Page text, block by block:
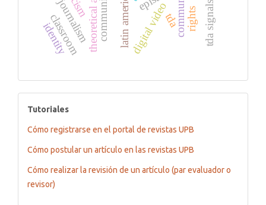
latin america tda
digital video
journalism rights
classroom
identity
tutoriales
Tutoriales
Cómo registrarse en el portal de revistas UPB
Cómo postular un artículo en las revistas UPB
Cómo realizar la revisión de un artículo (par evaluador o
revisor)